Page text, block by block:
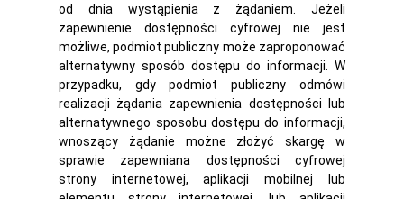
od dnia wystąpienia z żądaniem. Jeżeli
zapewnienie dostępności cyfrowej nie jest
możliwe, podmiot publiczny może zaproponować
alternatywny sposób dostępu do informacji. W
przypadku, gdy podmiot publiczny odmówi
realizacji żądania zapewnienia dostępności lub
alternatywnego sposobu dostępu do informacji,
wnoszący żądanie możne złożyć skargę w
sprawie zapewniana dostępności cyfrowej
strony internetowej, aplikacji mobilnej lub